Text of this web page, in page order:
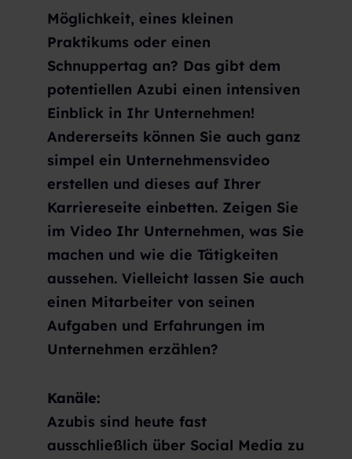
Möglichkeit, eines kleinen
Praktikums oder einen
Schnuppertag an? Das gibt dem
potentiellen Azubi einen intensiven
Einblick in Ihr Unternehmen!
Andererseits können Sie auch ganz
simpel ein Unternehmensvideo
erstellen und dieses auf Ihrer
Karriereseite einbetten. Zeigen Sie
im Video Ihr Unternehmen, was Sie
machen und wie die Tätigkeiten
aussehen. Vielleicht lassen Sie auch
einen Mitarbeiter von seinen
Aufgaben und Erfahrungen im
Unternehmen erzählen?
Kanäle:
Azubis sind heute fast
ausschließlich über Social Media zu